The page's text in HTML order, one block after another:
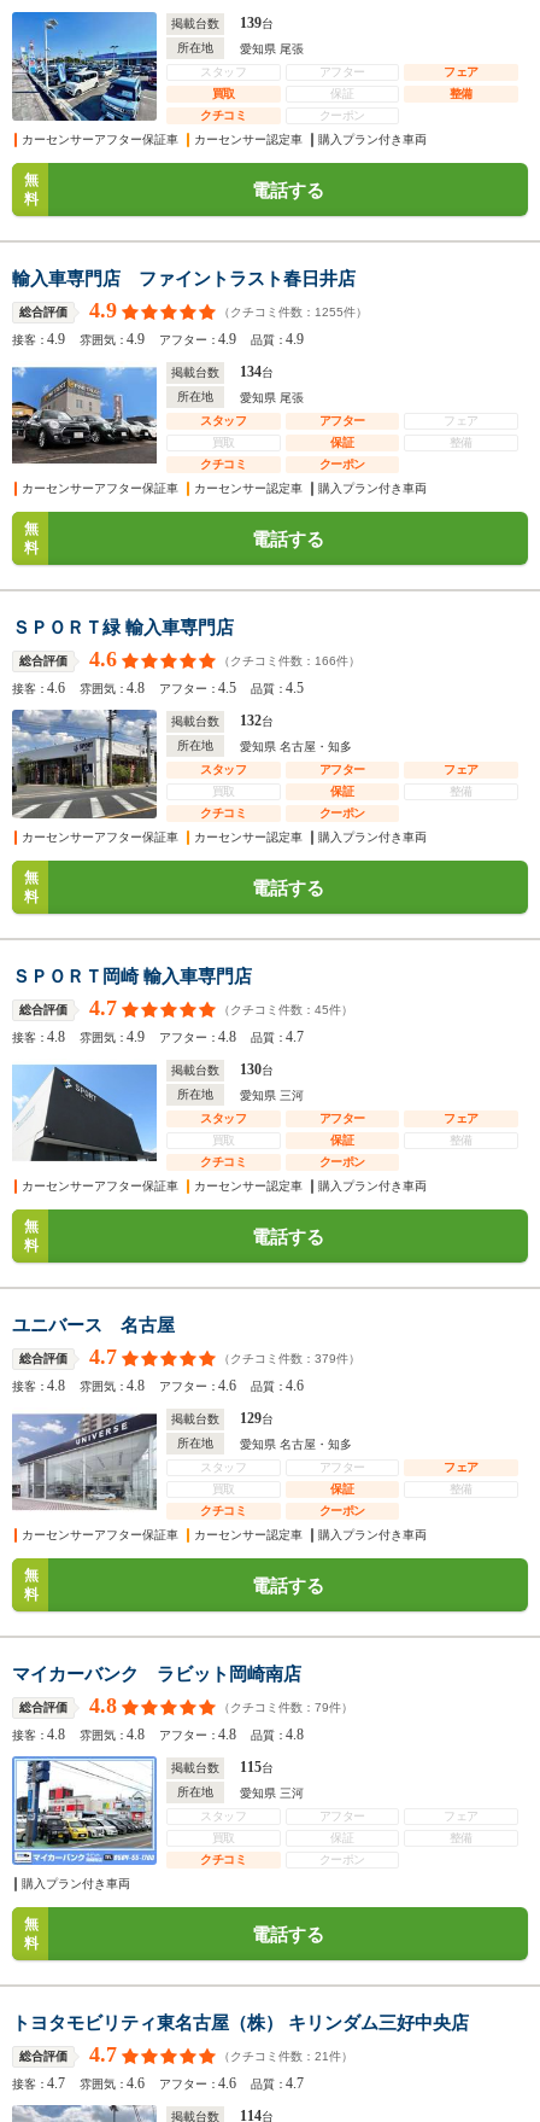
掲載台数 139台
所在地
愛知県 尾張
スタッフ
アフター
フェア
買取
保証
整備
クチコミ
クーポン
カーセンサーアフター保証車
カーセンサー認定車 購入プラン付き車両
無
料
電話する
輸入車専門店 ファイントラスト春日井店
総合評価 4.9 （クチコミ件数： 1255件）
接客：4.9 雰囲気：4.9 アフター：4.9 品質：4.9
掲載台数 134台
所在地
愛知県 尾張
スタッフ
アフター
フェア
買取
保証
整備
クチコミ
クーポン
カーセンサーアフター保証車
カーセンサー認定車 購入プラン付き車両
無
料
電話する
ＳＰＯＲＴ緑 輸入車専門店
総合評価 4.6 （クチコミ件数： 166件）
接客：4.6 雰囲気：4.8 アフター：4.5 品質：4.5
掲載台数 132台
所在地
愛知県 名古屋・知多
スタッフ
アフター
フェア
買取
保証
整備
クチコミ
クーポン
カーセンサーアフター保証車
カーセンサー認定車 購入プラン付き車両
無
料
電話する
ＳＰＯＲＴ岡崎 輸入車専門店
総合評価 4.7 （クチコミ件数： 45件）
接客：4.8 雰囲気：4.9 アフター：4.8 品質：4.7
掲載台数 130台
所在地
愛知県 三河
スタッフ
アフター
フェア
買取
保証
整備
クチコミ
クーポン
カーセンサーアフター保証車
カーセンサー認定車 購入プラン付き車両
無
料
電話する
ユニバース 名古屋
総合評価 4.7 （クチコミ件数： 379件）
接客：4.8 雰囲気：4.8 アフター：4.6 品質：4.6
掲載台数 129台
所在地
愛知県 名古屋・知多
スタッフ
アフター
フェア
買取
保証
整備
クチコミ
クーポン
カーセンサーアフター保証車
カーセンサー認定車 購入プラン付き車両
無
料
電話する
マイカーバンク ラビット岡崎南店
総合評価 4.8 （クチコミ件数： 79件）
接客：4.8 雰囲気：4.8 アフター：4.8 品質：4.8
掲載台数 115台
所在地
愛知県 三河
スタッフ
アフター
フェア
買取
保証
整備
クチコミ
クーポン
購入プラン付き車両
無
料
電話する
トヨタモビリティ東名古屋（株） キリンダム三好中央店
総合評価 4.7 （クチコミ件数： 21件）
接客：4.7 雰囲気：4.6 アフター：4.6 品質：4.7
掲載台数 114台